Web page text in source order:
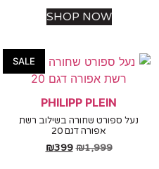
SHOP NOW
SALE
PHILIPP PLEIN
נעל ספורט שחורה בשילוב רשת
אפורה דגם 20
₪1,999
₪399